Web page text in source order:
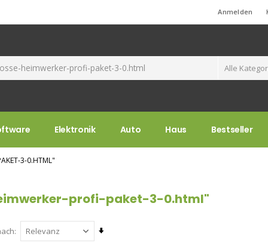
Anmelden
Elektronik Auto Haus Bestseller
3-0.HTML"
profi-paket-3-0.html"
Aufsteigend